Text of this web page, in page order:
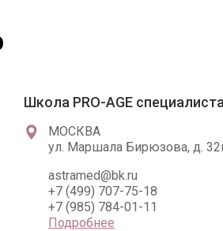
Школа PRO-AGE
МОСКВА
ул. Маршала Бирюзова, д.
astramed@bk.ru
+7 (499) 707-75-18
+7 (985) 784-01-11
Подробнее